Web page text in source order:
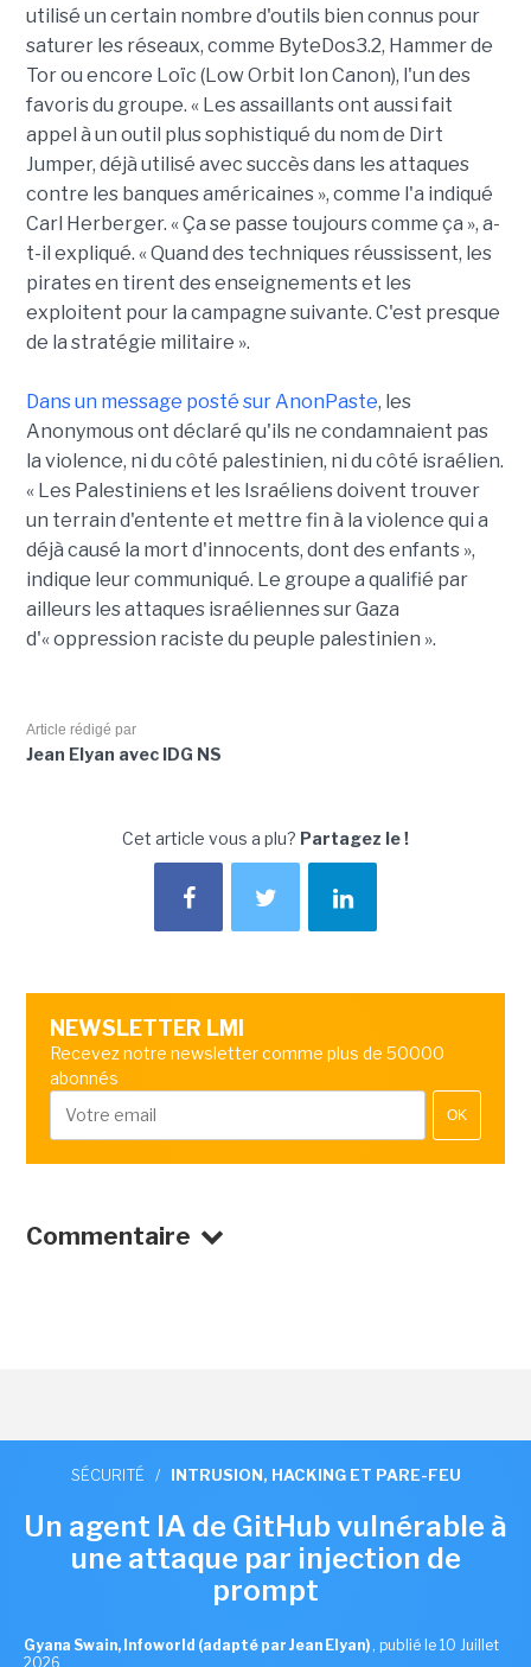
utilisé un certain nombre d'outils bien connus pour
saturer les réseaux, comme ByteDos3.2, Hammer de
Tor ou encore Loïc (Low Orbit Ion Canon), l'un des
favoris du groupe. « Les assaillants ont aussi fait
appel à un outil plus sophistiqué du nom de Dirt
Jumper, déjà utilisé avec succès dans les attaques
contre les banques américaines », comme l'a indiqué
Carl Herberger. « Ça se passe toujours comme ça », a-
t-il expliqué. « Quand des techniques réussissent, les
pirates en tirent des enseignements et les
exploitent pour la campagne suivante. C'est presque
de la stratégie militaire ».
Dans un message posté sur AnonPaste, les
Anonymous ont déclaré qu'ils ne condamnaient pas
la violence, ni du côté palestinien, ni du côté israélien.
« Les Palestiniens et les Israéliens doivent trouver
un terrain d'entente et mettre fin à la violence qui a
déjà causé la mort d'innocents, dont des enfants »,
indique leur communiqué. Le groupe a qualifié par
ailleurs les attaques israéliennes sur Gaza
d'« oppression raciste du peuple palestinien ».
Article rédigé par
Jean Elyan avec IDG NS
Cet article vous a plu? Partagez le !
NEWSLETTER LMI
Recevez notre newsletter comme plus de 50000
abonnés
OK
Commentaire
SÉCURITÉ / INTRUSION, HACKING ET PARE-FEU
Un agent IA de GitHub vulnérable à
une attaque par injection de
prompt
Gyana Swain, Infoworld (adapté par Jean Elyan) , publié le 10 Juillet
2026